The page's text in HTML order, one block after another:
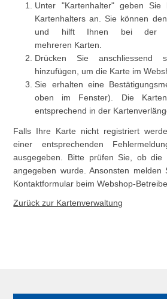
Unter "Kartenhalter" geben
Kartenhalters an. Sie können
und hilft Ihnen bei der
mehreren Karten.
Drücken Sie anschliessend
hinzufügen, um die Karte im
Sie erhalten eine
oben im Fenster). Die
entsprechend in der
Falls Ihre Karte nicht registriert
einer entsprechenden
ausgegeben. Bitte prüfen Sie, ob die
angegeben wurde. Ansonsten
Kontaktformular beim Webshop-
Zurück zur Kartenverwaltung